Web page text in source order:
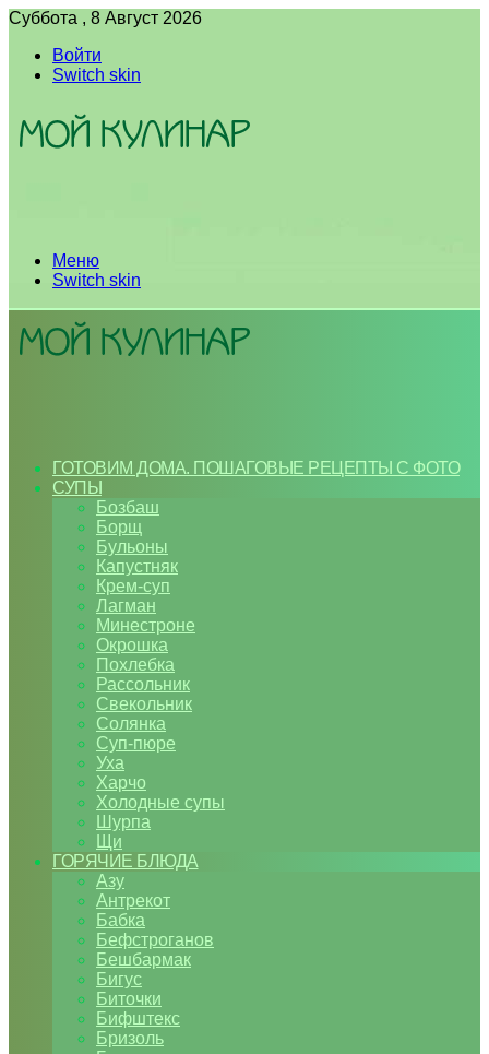
Суббота , 8 Август 2026
Войти
Switch skin
Меню
Switch skin
ГОТОВИМ ДОМА. ПОШАГОВЫЕ РЕЦЕПТЫ С ФОТО
СУПЫ
Бозбаш
Борщ
Бульоны
Капустняк
Крем-суп
Лагман
Минестроне
Окрошка
Похлебка
Рассольник
Свекольник
Солянка
Суп-пюре
Уха
Харчо
Холодные супы
Шурпа
Щи
ГОРЯЧИЕ БЛЮДА
Азу
Антрекот
Бабка
Бефстроганов
Бешбармак
Бигус
Биточки
Бифштекс
Бризоль